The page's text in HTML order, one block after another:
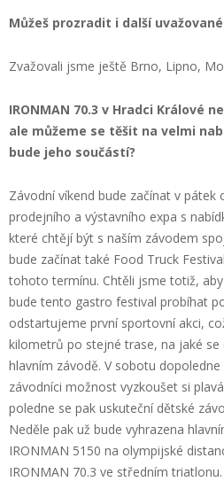
Můžeš prozradit i další
Zvažovali jsme ještě Brno, Lipno,
IRONMAN 70.3 v Hradci Králové
ale můžeme se těšit na velmi
bude jeho součástí?
Závodní víkend bude začínat v
prodejního a výstavního expa s
které chtějí být s naším závodem
bude začínat také Food Truck
tohoto termínu. Chtěli jsme totiž,
bude tento gastro festival probíhat
odstartujeme první sportovní akci,
kilometrů po stejné trase, na jaké
hlavním závodě. V sobotu
závodníci možnost vyzkoušet si
poledne se pak uskuteční dětské
Neděle pak už bude vyhrazena
IRONMAN 5150 na olympijské
IRONMAN 70.3 ve středním triatlonu.